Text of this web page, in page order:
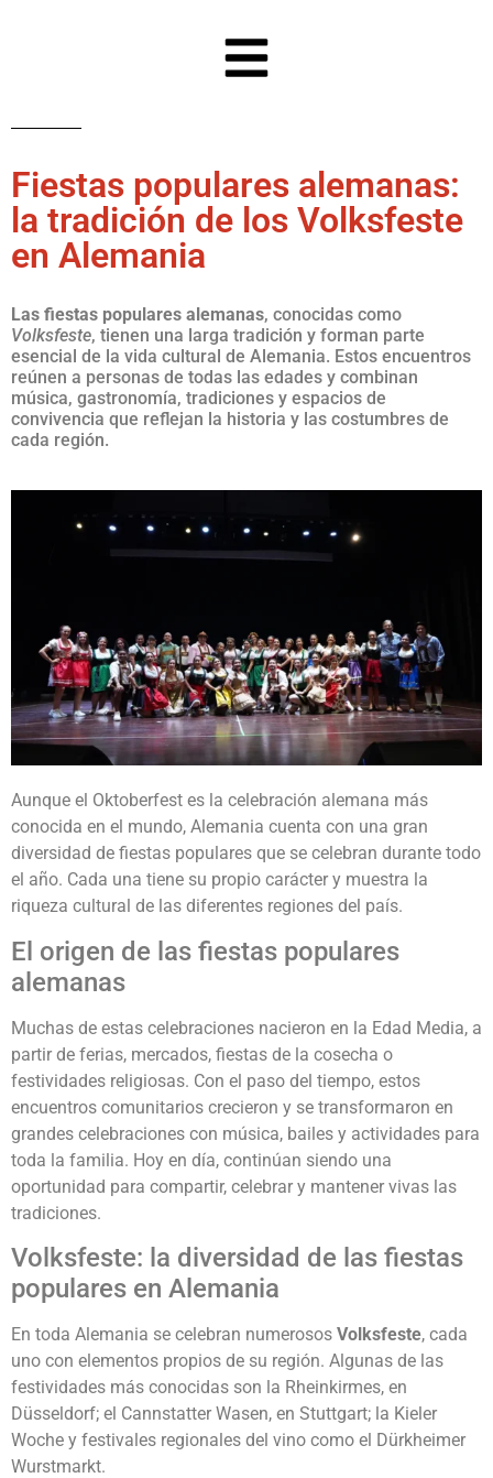
Fiestas populares alemanas:
la tradición de los Volksfeste
en Alemania
Las fiestas populares alemanas, conocidas como
Volksfeste, tienen una larga tradición y forman parte
esencial de la vida cultural de Alemania. Estos encuentros
reúnen a personas de todas las edades y combinan
música, gastronomía, tradiciones y espacios de
convivencia que reflejan la historia y las costumbres de
cada región.
Aunque el Oktoberfest es la celebración alemana más
conocida en el mundo, Alemania cuenta con una gran
diversidad de fiestas populares que se celebran durante todo
el año. Cada una tiene su propio carácter y muestra la
riqueza cultural de las diferentes regiones del país.
El origen de las fiestas populares
alemanas
Muchas de estas celebraciones nacieron en la Edad Media, a
partir de ferias, mercados, fiestas de la cosecha o
festividades religiosas. Con el paso del tiempo, estos
encuentros comunitarios crecieron y se transformaron en
grandes celebraciones con música, bailes y actividades para
toda la familia. Hoy en día, continúan siendo una
oportunidad para compartir, celebrar y mantener vivas las
tradiciones.
Volksfeste: la diversidad de las fiestas
populares en Alemania
En toda Alemania se celebran numerosos Volksfeste, cada
uno con elementos propios de su región. Algunas de las
festividades más conocidas son la Rheinkirmes, en
Düsseldorf; el Cannstatter Wasen, en Stuttgart; la Kieler
Woche y festivales regionales del vino como el Dürkheimer
Wurstmarkt.